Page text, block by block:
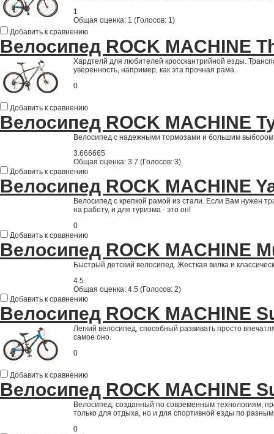
1
Общая оценка: 1 (Голосов: 1)
Добавить к сравнению
Велосипед ROCK MACHINE
Хардтелй для любителей кросскантрийной езды.
уверенность, например, как эта прочная рама.
0
Добавить к сравнению
Велосипед ROCK MACHINE
Велосипед с надежными тормозами и большим выбором
3.666665
Общая оценка: 3.7 (Голосов: 3)
Добавить к сравнению
Велосипед ROCK MACHINE
Велосипед с крепкой рамой из стали. Если Вам нужен
на работу, и для туризма - это он!
0
Добавить к сравнению
Велосипед ROCK MACHINE
Быстрый детский велосипед. Жесткая вилка и
4.5
Общая оценка: 4.5 (Голосов: 2)
Добавить к сравнению
Велосипед ROCK MACHINE
Легкий велосипед, способный развивать просто
самое оно.
0
Добавить к сравнению
Велосипед ROCK MACHINE
Велосипед, созданный по современным технологиям,
только для отдыха, но и для спортивной езды по
0